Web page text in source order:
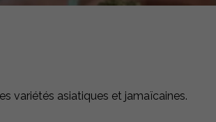
variétés asiatiques et jamaïcaines.